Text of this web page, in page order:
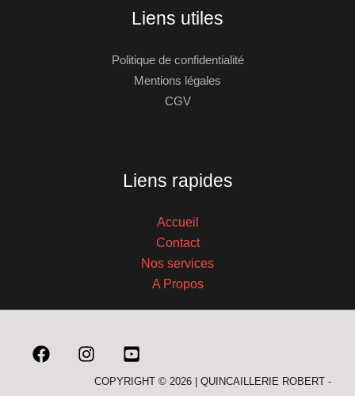
Liens utiles
Politique de confidentialité
Mentions légales
CGV
Liens rapides
Accueil
Contact
Nos services
A Propos
COPYRIGHT © 2026 | QUINCAILLERIE ROBERT -